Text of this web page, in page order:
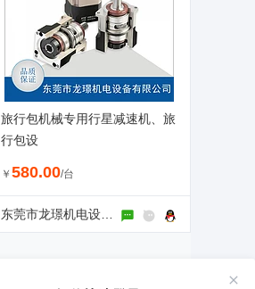
旅行包机械专用行星减速机、旅
行包设
￥ 580.00/台